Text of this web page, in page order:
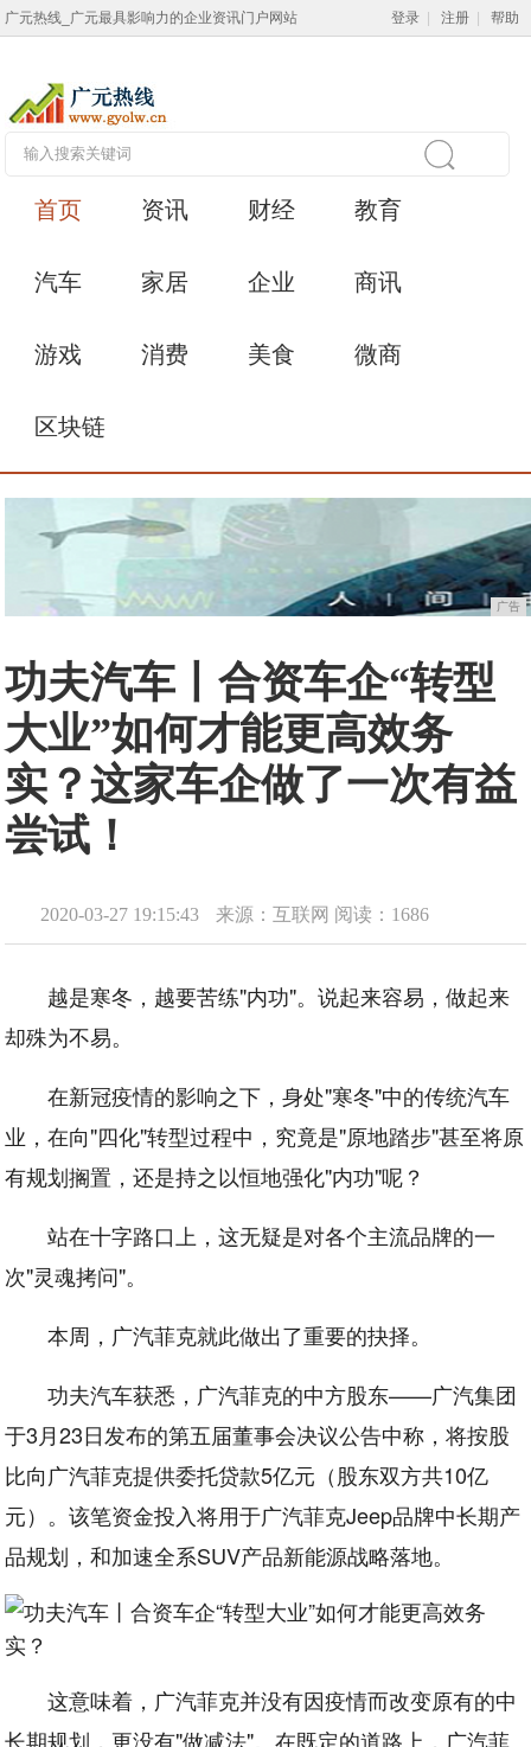
广元热线_广元最具影响力的企业资讯门户网站 登录 注册 帮助
首页 资讯 财经 教育
汽车 家居 企业 商讯
游戏 消费 美食 微商
区块链
广告
功夫汽车丨合资车企“转型
大业”如何才能更高效务
实？这家车企做了一次有益
尝试！
2020-03-27 19:15:43 来源：互联网 阅读：1686
越是寒冬，越要苦练"内功"。说起来容易，做起来
却殊为不易。
在新冠疫情的影响之下，身处"寒冬"中的传统汽车
业，在向"四化"转型过程中，究竟是"原地踏步"甚至将原
有规划搁置，还是持之以恒地强化"内功"呢？
站在十字路口上，这无疑是对各个主流品牌的一
次"灵魂拷问"。
本周，广汽菲克就此做出了重要的抉择。
功夫汽车获悉，广汽菲克的中方股东——广汽集团
于3月23日发布的第五届董事会决议公告中称，将按股
比向广汽菲克提供委托贷款5亿元（股东双方共10亿
元）。该笔资金投入将用于广汽菲克Jeep品牌中长期产
品规划，和加速全系SUV产品新能源战略落地。
这意味着，广汽菲克并没有因疫情而改变原有的中
长期规划，更没有"做减法"。在既定的道路上，广汽菲